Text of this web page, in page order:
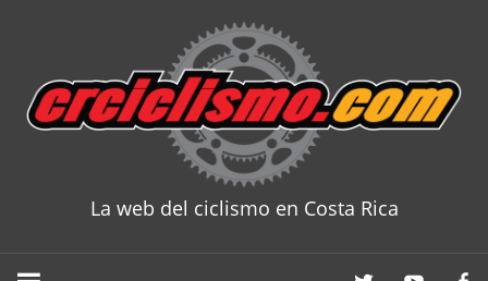
content
La web del ciclismo en Costa Rica